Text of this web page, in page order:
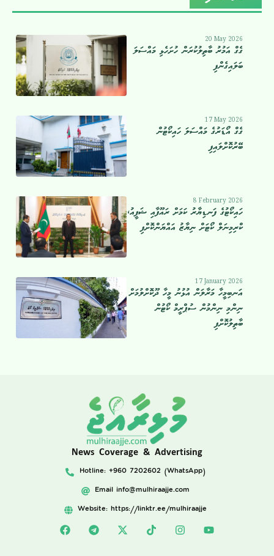
20 May 2026
ގެގް އަމުރު ބާތިލުކުރަން ހުށަހެޅި މައްސަލަ
ބަލައިގެންފި
17 May 2026
ގެގް އޯޑަރުގެ މައްސަލަ ހައިކޯޓުން
ބޭރުކޮށްލައިފި
8 February 2026
ހައިކޯޓުގެ ފަނޑިޔާރު ކަމަށް ރައޫފާއި ޝަފީއު،
ކްރިމިނަލް ކޯޓަށް ނިޔާޒު އައްޔަންކޮށްފި
17 January 2026
އަނބިމީހާ މަރާލަން އުޅުނު މީހާ ދޫކޮށްލުމަށް
ނިންމި ނިންމުން ސުޕްރީމް ކޯޓުން
ބާތިލުކޮށްފި
News Coverage & Advertising
Hotline: +960 7202602 (WhatsApp)
Email info@mulhiraajje.com
Website: https://linktr.ee/mulhiraajje